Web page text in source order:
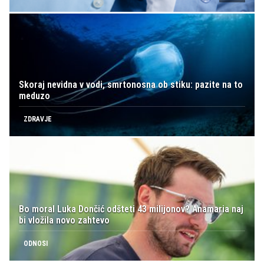
Skoraj nevidna v vodi, smrtonosna ob stiku: pazite na to
meduzo
ZDRAVJE
Bo moral Luka Dončić odšteti 43 milijonov? Anamaria naj
bi vložila novo zahtevo
ODNOSI